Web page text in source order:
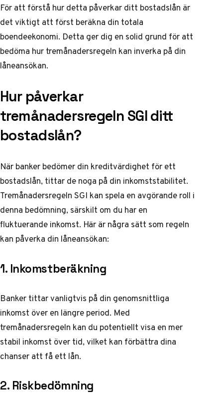
För att förstå hur detta påverkar ditt bostadslån är
det viktigt att först beräkna din totala
boendeekonomi. Detta ger dig en solid grund för att
bedöma hur tremånadersregeln kan inverka på din
låneansökan.
Hur påverkar
tremånadersregeln SGI ditt
bostadslån?
När banker bedömer din kreditvärdighet för ett
bostadslån, tittar de noga på din inkomststabilitet.
Tremånadersregeln SGI kan spela en avgörande roll i
denna bedömning, särskilt om du har en
fluktuerande inkomst. Här är några sätt som regeln
kan påverka din låneansökan:
1. Inkomstberäkning
Banker tittar vanligtvis på din genomsnittliga
inkomst över en längre period. Med
tremånadersregeln kan du potentiellt visa en mer
stabil inkomst över tid, vilket kan förbättra dina
chanser att få ett lån.
2. Riskbedömning